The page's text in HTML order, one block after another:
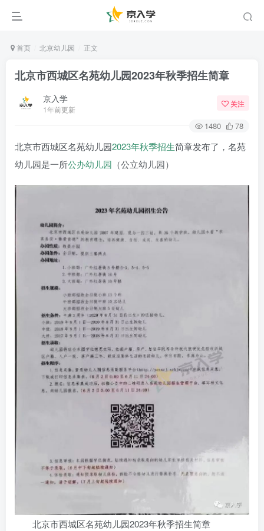
首页 北京幼儿园 正文
北京市西城区名苑幼儿园2023年秋季招生简章
京入学
1年前更新
关注
1480 78
北京市西城区名苑幼儿园2023年秋季招生简章发布了，名苑
幼儿园是一所公办幼儿园 （公立幼儿园）
北京市西城区名苑幼儿园2023年秋季招生简章